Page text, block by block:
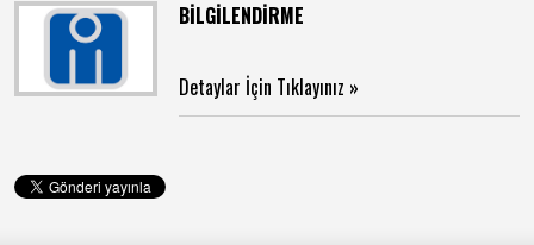
BİLGİLENDİRME
Detaylar İçin Tıklayınız »